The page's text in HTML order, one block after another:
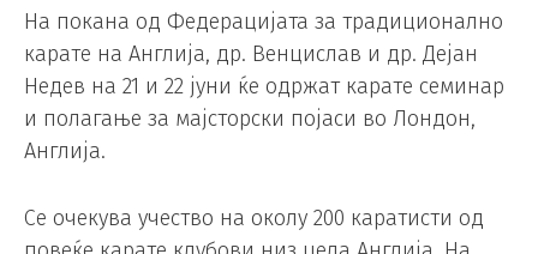
На покана од Федерацијата за традиционално
карате на Англија, др. Венцислав и др. Дејан
Недев на 21 и 22 јуни ќе одржат карате семинар
и полагање за мајсторски појаси во Лондон,
Англија.
Се очекува учество на околу 200 каратисти од